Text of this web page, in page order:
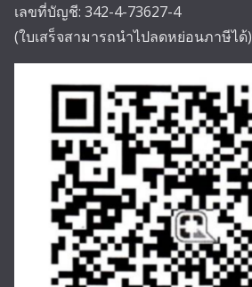
เลขที่บัญชี: 342-4-73627-4
(ใบเสร็จสามารถนำไปลดหย่อนภาษีได้)